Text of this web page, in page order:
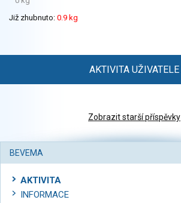
Již zhubnuto: 0.9 kg
AKTIVITA UŽIVATELE
Zobrazit starší příspěvky
BEVEMA
AKTIVITA
INFORMACE